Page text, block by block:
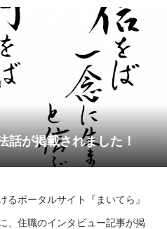
話が掲載されました！
るポータルサイト『まいてら』
、住職のインタビュー記事が掲